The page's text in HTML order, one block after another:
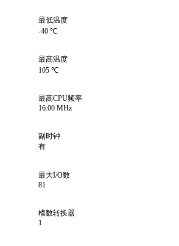
最低温度
-40 ℃
最高温度
105 ℃
最高CPU频率
16.00 MHz
副时钟
有
最大I/O数
81
模数转换器
1